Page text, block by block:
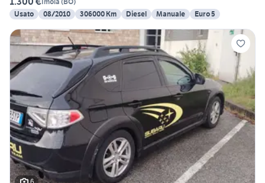
Usato
08/2010 306000 Km Diesel Manuale Euro 5